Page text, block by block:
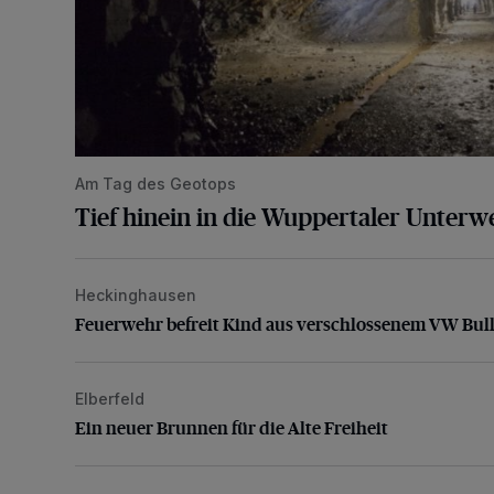
Am Tag des Geotops
Tief hinein in die Wuppertaler
Feuerwehr befreit Kind aus verschlossenem VW Bulli
Heckinghausen
Feuerwehr befreit Kind aus verschlossenem VW
Ein neuer Brunnen für die Alte Freiheit
Elberfeld
Ein neuer Brunnen für die Alte Freiheit